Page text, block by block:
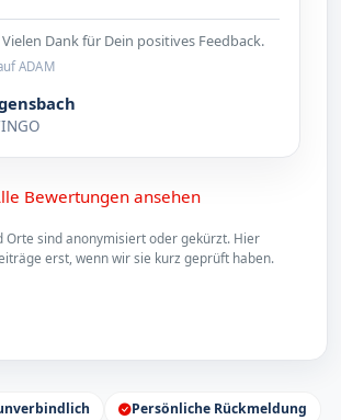
Dank für Dein positives Feedback.
ADAM
Bewertungen ansehen
Orte sind anonymisiert oder gekürzt. Hier
erst, wenn wir sie kurz geprüft haben.
Persönliche Rückmeldung